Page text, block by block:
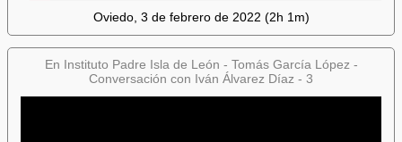
Oviedo, 3 de febrero de 2022 (2h 1m)
En Instituto Padre Isla de León - Tomás García López -
Conversación con Iván Álvarez Díaz - 3